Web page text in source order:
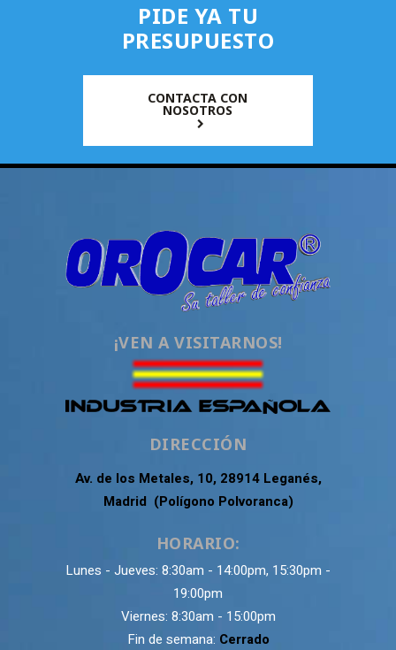
PIDE YA TU
PRESUPUESTO
CONTACTA CON
NOSOTROS
¡VEN A VISITARNOS!
DIRECCIÓN
Av. de los Metales, 10, 28914 Leganés,
Madrid (Polígono Polvoranca)
HORARIO:
Lunes - Jueves: 8:30am - 14:00pm, 15:30pm -
19:00pm
Viernes: 8:30am - 15:00pm
Fin de semana: Cerrado